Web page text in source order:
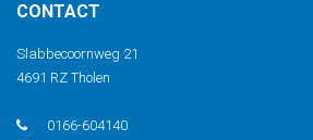
CONTACT
Slabbecoornweg 21
4691 RZ Tholen
0166-604140